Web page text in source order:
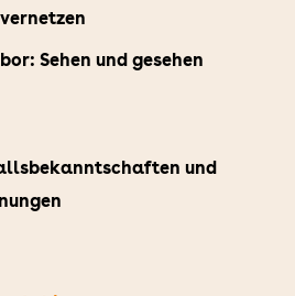
Sehen und gesehen
und